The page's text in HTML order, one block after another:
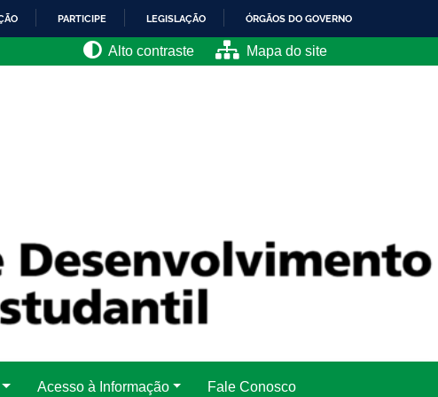
PARTICIPE LEGISLAÇÃO ÓRGÃOS DO GOVERNO
Alto contraste Mapa do site
Acesso à Informação Fale Conosco